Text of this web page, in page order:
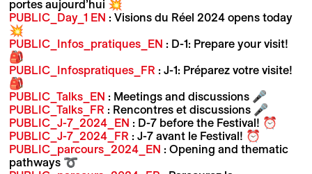
portes aujourd’hui 💥
PUBLIC_Day_1 EN : Visions du Réel 2024 opens today
💥
PUBLIC_Infos_pratiques_EN : D-1: Prepare your visit!
🎒
PUBLIC_Infospratiques_FR : J-1: Préparez votre visite!
🎒
PUBLIC_Talks_EN : Meetings and discussions 🎤
PUBLIC_Talks_FR : Rencontres et discussions 🎤
PUBLIC_J-7_2024_EN : D-7 before the Festival! ⏰
PUBLIC_J-7_2024_FR : J-7 avant le Festival! ⏰
PUBLIC_parcours_2024_EN : Opening and thematic
pathways ➰